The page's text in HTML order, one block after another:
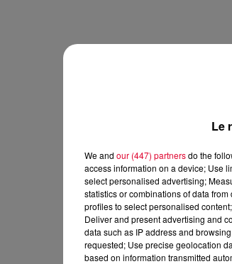
Le
We and our (447) partnersdo the
access information on a device; Use
select personalised advertising;
statistics or combinations of data
profiles to select personalised
Deliver and present advertising and
data such as IP address and
requested; Use precise geolocation
based on information transmitted